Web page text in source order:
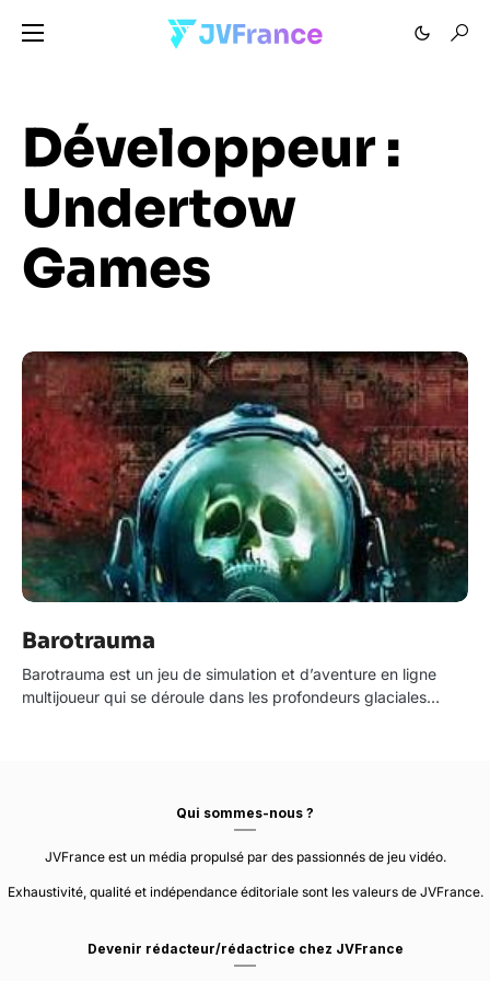
Développeur :
Undertow
Games
Barotrauma
Barotrauma est un jeu de simulation et d’aventure en ligne
multijoueur qui se déroule dans les profondeurs glaciales…
Qui sommes-nous ?
JVFrance est un média propulsé par des passionnés de jeu vidéo.
Exhaustivité, qualité et indépendance éditoriale sont les valeurs de JVFrance.
Devenir rédacteur/rédactrice chez JVFrance